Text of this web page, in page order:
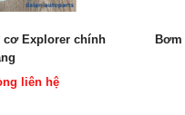
Ranger 2023 chính
liên hệ